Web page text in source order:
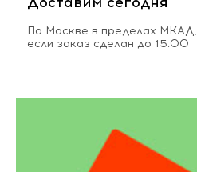
По Москве в пределах МКАД,
если заказ сделан до 15.00